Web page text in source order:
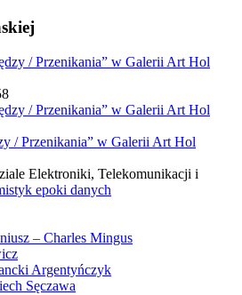
/ Przenikania” w Galerii Art Hol
Elektroniki, Telekomunikacji i
epoki danych
– Charles Mingus
Argentyńczyk
Sęczawa